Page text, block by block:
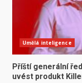
Umělá inteligence
Příští generální
uvést produkt